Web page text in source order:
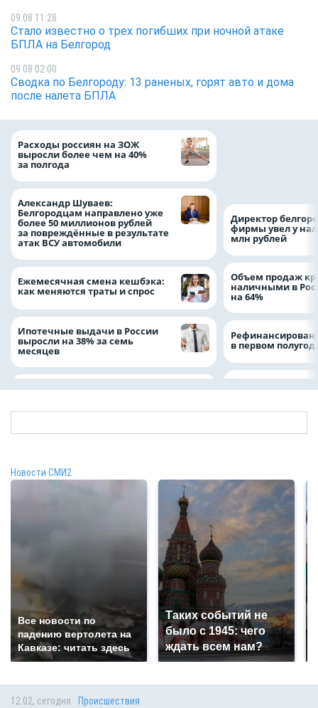
09.08 11:28
Стало известно о трех погибших при ночной атаке
БПЛА на Белгород
09.08 02:00
Сводка по Белгороду: 13 раненых, горят авто и дома
после налета БПЛА
Расходы россиян на ЗОЖ
выросли более чем на 40%
за полгода
Александр Шуваев:
Белгородцам направлено уже
более 50 миллионов рублей
за повреждённые в результате
атак ВСУ автомобили
Ежемесячная смена кешбэка:
как меняются траты и спрос
Ипотечные выдачи в России
выросли на 38% за семь
месяцев
Директор
фирмы увел у
млн рублей
Объем продаж
наличными в
на 64%
в первом
Новости СМИ2
Все новости по
падению вертолета на
Кавказе: читать здесь
Таких событий не
было с 1945: чего
ждать всем нам?
12:02, сегодня Происшествия